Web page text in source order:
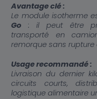
Avantage clé :
Le module isotherme
Go : il peut être
transporté en
remorque sans rupture
Usage recommandé :
Livraison du dernier
circuits courts,
logistique alimentaire